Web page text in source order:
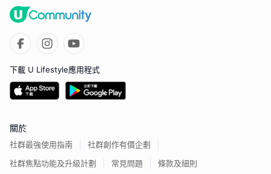
下載 U Lifestyle應用程式
關於
社群最強使用指南
社群創作有價企劃
社群焦點功能及升級計劃
常見問題 條款及細則